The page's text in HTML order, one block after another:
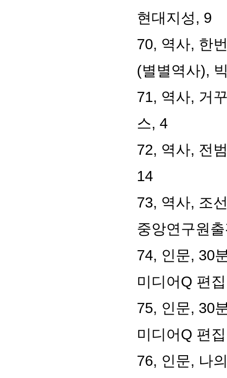
현대지성, 9
70, 역사, 한
(별별역사),
71, 역사, 거
스, 4
72, 역사, 전
14
73, 역사, 조
중앙연구원
74, 인문, 30
미디어Q 편
75, 인문, 30
미디어Q 편
76, 인문, 나